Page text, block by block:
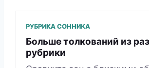
РУБРИКА СОННИКА
Больше толкований из
рубрики